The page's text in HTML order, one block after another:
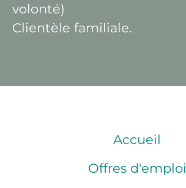
volonté)
Clientèle familiale.
Accueil
Offres d'emploi